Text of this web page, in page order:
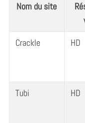
Nom du site
Crackle HD
Tubi HD